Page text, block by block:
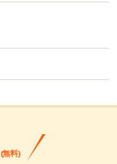
(無料)